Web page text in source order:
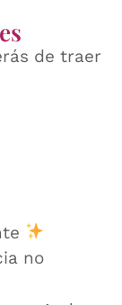
de traer
no